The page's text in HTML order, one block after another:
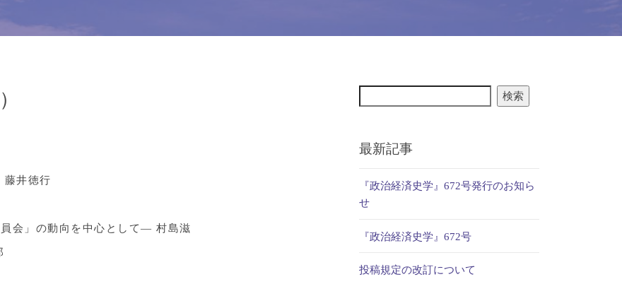
藤井徳行
会」の動向を中心として― 村島滋
検索
最新記事
『政治経済史学』672号発行のお知ら
せ
『政治経済史学』672号
投稿規定の改訂について